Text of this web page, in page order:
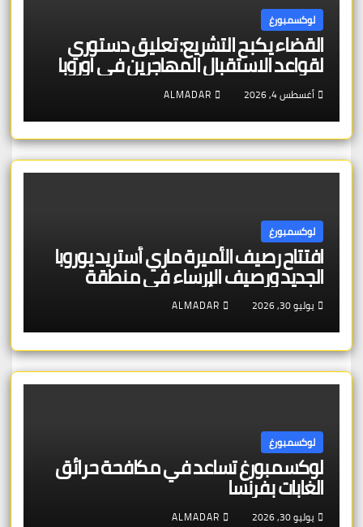
لوكسمبورغ
القضاء يكبح التشريع: تعليق دستوري
لقواعد الاستقبال المهاجرين في اوروبا
أغسطس 4, 2026 ALMADAR
لوكسمبورغ
افتتاح رصيف الأميرة ماري أستريد يوروبا
الجديد ورصيف الإرساء في منطقة
شنغن – بنية تحتية عالية الجودة تخدم
الجمهور والتراث الأوروبي
يوليو 30, 2026 ALMADAR
لوكسمبورغ
لوكسمبورغ تساعد في مكافحة حرائق
الغابات بفرنسا
يوليو 30, 2026 ALMADAR